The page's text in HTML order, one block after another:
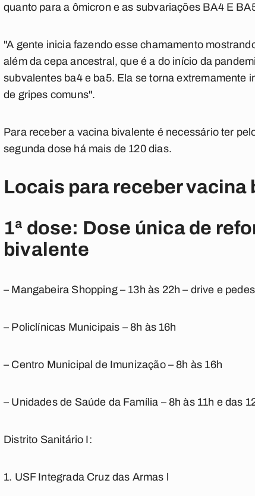
quanto para a ômicron e as subvariações BA4 E
"A gente inicia fazendo esse chamamento
além da cepa ancestral, que é a do início da
subvalentes ba4 e ba5. Ela se torna extremamente
de gripes comuns".
Para receber a vacina bivalente é necessário ter
segunda dose há mais de 120 dias.
Locais para receber
1ª dose: Dose única de
bivalente
– Mangabeira Shopping – 13h às 22h – drive e
– Policlínicas Municipais – 8h às 16h
– Centro Municipal de Imunização – 8h às 16h
– Unidades de Saúde da Família – 8h às 11h e das
Distrito Sanitário I:
1. USF Integrada Cruz das Armas l